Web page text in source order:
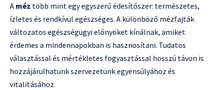
A méz több mint egy egyszerű édesítőszer: természetes,
ízletes és rendkívül egészséges. A különböző mézfajták
változatos egészségügyi előnyöket kínálnak, amiket
érdemes a mindennapokban is hasznosítani. Tudatos
választással és mértékletes fogyasztással hosszú távon is
hozzájárulhatunk szervezetünk egyensúlyához és
vitalitásához.